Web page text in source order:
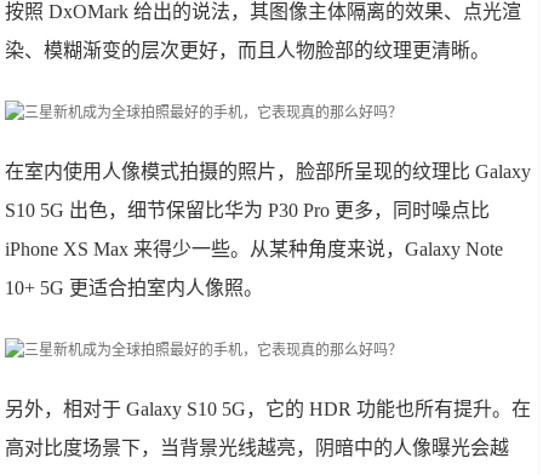
按照 DxOMark 给出的说法，其图像主体隔离的效果、点光渲
染、模糊渐变的层次更好，而且人物脸部的纹理更清晰。
在室内使用人像模式拍摄的照片，脸部所呈现的纹理比 Galaxy
S10 5G 出色，细节保留比华为 P30 Pro 更多，同时噪点比
iPhone XS Max 来得少一些。从某种角度来说，Galaxy Note
10+ 5G 更适合拍室内人像照。
另外，相对于 Galaxy S10 5G，它的 HDR 功能也所有提升。在
高对比度场景下，当背景光线越亮，阴暗中的人像曝光会越